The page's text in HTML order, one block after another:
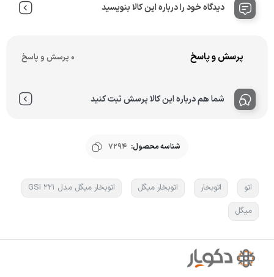
دیدگاه خود را درباره این کالا بنویسید
پرسش و پاسخ 0 پرسش و پاسخ
شما هم درباره این کالا پرسش ثبت کنید
شناسه محصول: 7294
اتو اتوبخار اتوبخار میگل
اتوبخار میگل مدل GSI 221
میگل